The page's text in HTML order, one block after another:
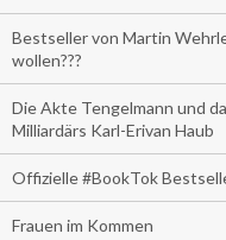
Bestseller von Martin
wollen???
Die Akte Tengelmann und
Milliardärs Karl-Erivan Haub
Offizielle #BookTok
Frauen im Kommen